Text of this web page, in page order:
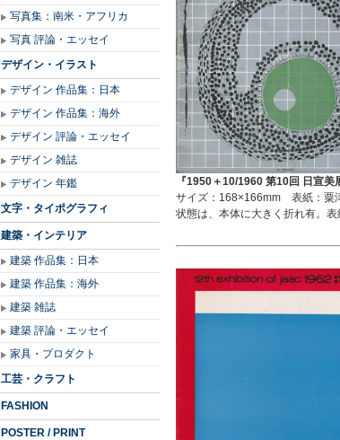
写真集：南米・アフリカ
写真 評論・エッセイ
デザイン・イラスト
デザイン 作品集：日本
デザイン 作品集：海外
デザイン 評論・エッセイ
デザイン 雑誌
デザイン 年鑑
文字・タイポグラフィ
建築・インテリア
建築 作品集：日本
建築 作品集：海外
建築 雑誌
建築 評論・エッセイ
家具・プロダクト
工芸・クラフト
FASHION
POSTER / PRINT
『1950＋10/1960 第10回 日宣美
サイズ：168×166mm 表紙：粟
状態は、本体に大きく折れ有。